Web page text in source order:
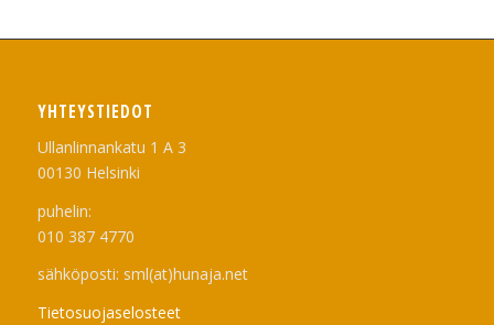
YHTEYSTIEDOT
Ullanlinnankatu 1 A 3
00130 Helsinki
puhelin:
010 387 4770
sähköposti: sml(at)hunaja.net
Tietosuojaselosteet